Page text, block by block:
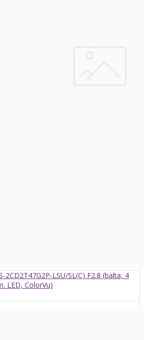
2CD2T47G2P-LSU/SL(C) F2.8 (balta, 4
LED, ColorVu)